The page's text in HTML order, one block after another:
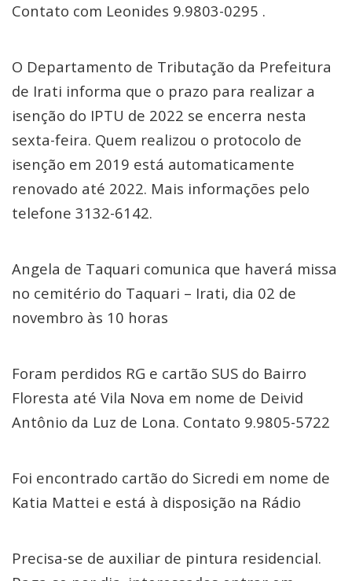
Contato com Leonides 9.9803-0295 .
O Departamento de Tributação da Prefeitura
de Irati informa que o prazo para realizar a
isenção do IPTU de 2022 se encerra nesta
sexta-feira. Quem realizou o protocolo de
isenção em 2019 está automaticamente
renovado até 2022. Mais informações pelo
telefone 3132-6142.
Angela de Taquari comunica que haverá missa
no cemitério do Taquari – Irati, dia 02 de
novembro às 10 horas
Foram perdidos RG e cartão SUS do Bairro
Floresta até Vila Nova em nome de Deivid
Antônio da Luz de Lona. Contato 9.9805-5722
Foi encontrado cartão do Sicredi em nome de
Katia Mattei e está à disposição na Rádio
Precisa-se de auxiliar de pintura residencial.